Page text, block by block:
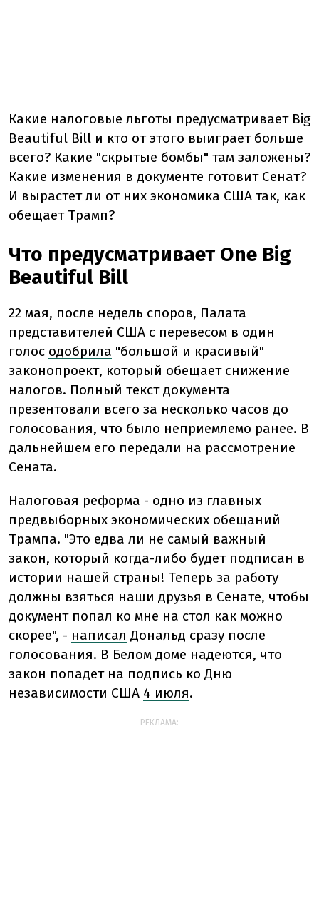
Какие налоговые льготы предусматривает Big
Beautiful Bill и кто от этого выиграет больше
всего? Какие "скрытые бомбы" там заложены?
Какие изменения в документе готовит Сенат?
И вырастет ли от них экономика США так, как
обещает Трамп?
Что предусматривает One Big
Beautiful Bill
22 мая, после недель споров, Палата
представителей США с перевесом в один
голос одобрила "большой и красивый"
законопроект, который обещает снижение
налогов. Полный текст документа
презентовали всего за несколько часов до
голосования, что было неприемлемо ранее. В
дальнейшем его передали на рассмотрение
Сената.
Налоговая реформа - одно из главных
предвыборных экономических обещаний
Трампа. "Это едва ли не самый важный
закон, который когда-либо будет подписан в
истории нашей страны! Теперь за работу
должны взяться наши друзья в Сенате, чтобы
документ попал ко мне на стол как можно
скорее", - написал Дональд сразу после
голосования. В Белом доме надеются, что
закон попадет на подпись ко Дню
независимости США 4 июля.
РЕКЛАМА: